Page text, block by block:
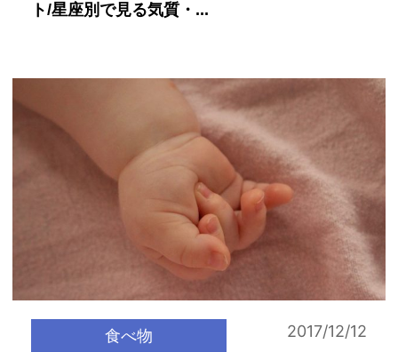
ト/星座別で見る気質・...
食べ物 2017/12/12